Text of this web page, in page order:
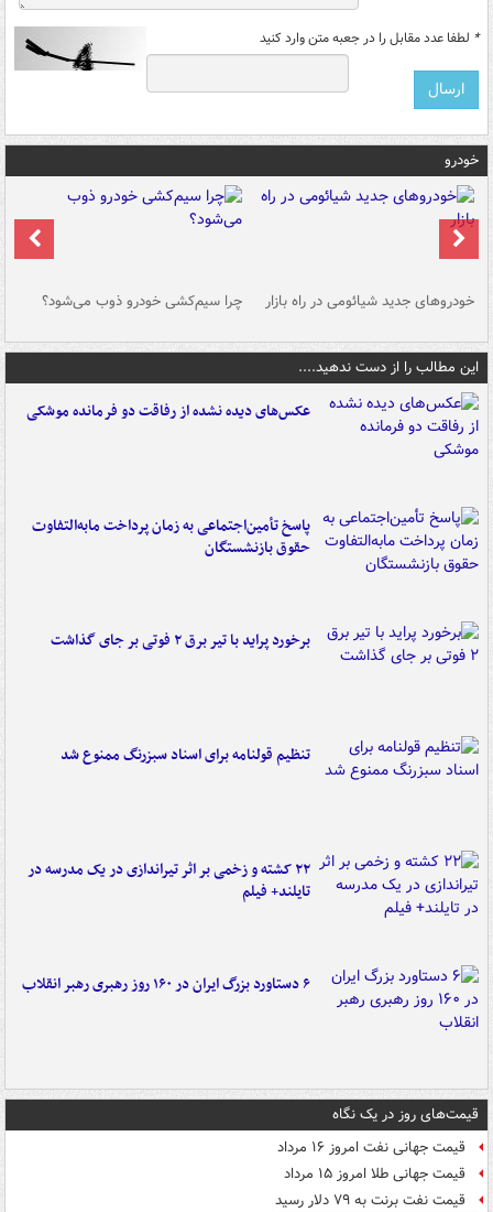
* لطفا عدد مقابل را در جعبه متن وارد کنید
خودرو
خودروهای جدید شیائومی در راه بازار چرا سیم‌کشی خودرو ذوب می‌شود؟
این مطالب را از دست ندهید....
عکس‌های دیده نشده از رفاقت دو فرمانده‌ موشکی
پاسخ تأمین‌اجتماعی به زمان پرداخت مابه‌التفاوت
حقوق بازنشستگان
برخورد پراید با تیر برق ۲ فوتی بر جای گذاشت
تنظیم قولنامه برای اسناد سبزرنگ ممنوع شد
۲۲ کشته و زخمی بر اثر تیراندازی در یک مدرسه در
تایلند+ فیلم
۶ دستاورد بزرگ ایران در ۱۶۰ روز رهبری رهبر انقلاب
قیمت‌های روز در یک نگاه
قیمت جهانی نفت امروز ۱۶ مرداد
قیمت جهانی طلا امروز ۱۵ مرداد
قیمت نفت برنت به ۷۹ دلار رسید